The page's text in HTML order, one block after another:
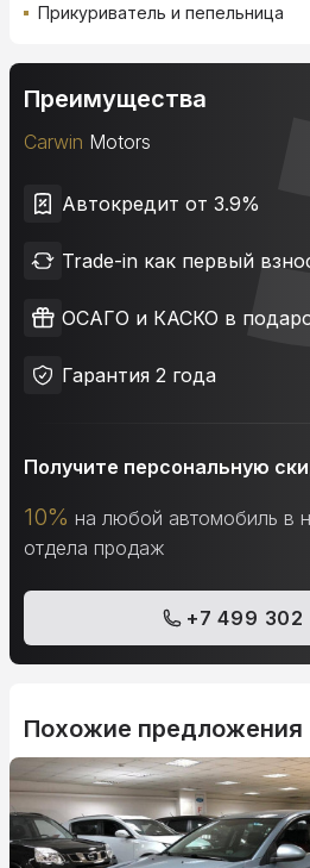
Прикуриватель и пепельница
Преимущества
Carwin Motors
Автокредит от 3.9%
Trade-in как первый
ОСАГО и КАСКО в
Гарантия 2 года
Получите персональную
10% на любой автомобиль в
отдела продаж
+7 499 302
Похожие предложения